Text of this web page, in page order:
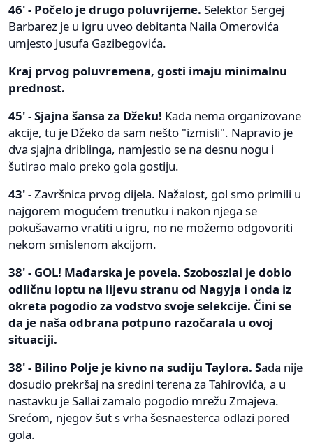
46' - Počelo je drugo poluvrijeme. Selektor Sergej
Barbarez je u igru uveo debitanta Naila Omerovića
umjesto Jusufa Gazibegovića.
Kraj prvog poluvremena, gosti imaju minimalnu
prednost.
45' - Sjajna šansa za Džeku! Kada nema organizovane
akcije, tu je Džeko da sam nešto "izmisli". Napravio je
dva sjajna driblinga, namjestio se na desnu nogu i
šutirao malo preko gola gostiju.
43' -Završnica prvog dijela. Nažalost, gol smo primili u
najgorem mogućem trenutku i nakon njega se
pokušavamo vratiti u igru, no ne možemo odgovoriti
nekom smislenom akcijom.
38' - GOL! Mađarska je povela. Szoboszlai je dobio
odličnu loptu na lijevu stranu od Nagyja i onda iz
okreta pogodio za vodstvo svoje selekcije. Čini se
da je naša odbrana potpuno razočarala u ovoj
situaciji.
38' - Bilino Polje je kivno na sudiju Taylora. Sada nije
dosudio prekršaj na sredini terena za Tahirovića, a u
nastavku je Sallai zamalo pogodio mrežu Zmajeva.
Srećom, njegov šut s vrha šesnaesterca odlazi pored
gola.